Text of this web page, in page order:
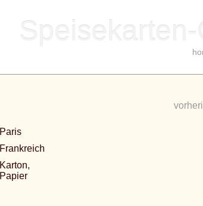
Paris
Frankreich
Karton,
Papier